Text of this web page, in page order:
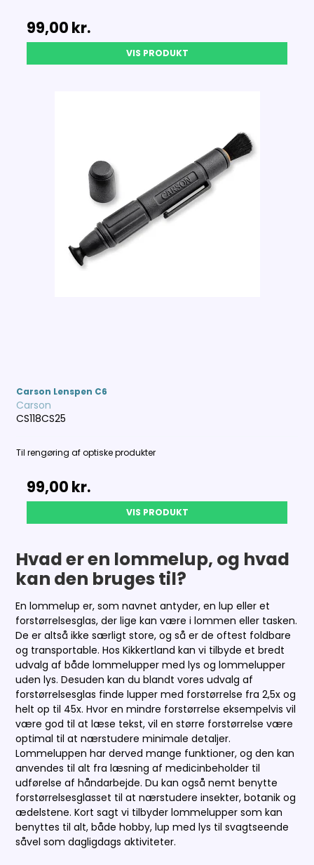
99,00 kr.
VIS PRODUKT
Carson Lenspen C6
Carson
CS118CS25
Til rengøring af optiske produkter
99,00 kr.
VIS PRODUKT
Hvad er en lommelup, og hvad
kan den bruges til?
En lommelup er, som navnet antyder, en lup eller et
forstørrelsesglas, der lige kan være i lommen eller tasken.
De er altså ikke særligt store, og så er de oftest foldbare
og transportable. Hos Kikkertland kan vi tilbyde et bredt
udvalg af både lommelupper med lys og lommelupper
uden lys. Desuden kan du blandt vores udvalg af
forstørrelsesglas finde lupper med forstørrelse fra 2,5x og
helt op til 45x. Hvor en mindre forstørrelse eksempelvis vil
være god til at læse tekst, vil en større forstørrelse være
optimal til at nærstudere minimale detaljer.
Lommeluppen har derved mange funktioner, og den kan
anvendes til alt fra læsning af medicinbeholder til
udførelse af håndarbejde. Du kan også nemt benytte
forstørrelsesglasset til at nærstudere insekter, botanik og
ædelstene. Kort sagt vi tilbyder lommelupper som kan
benyttes til alt, både hobby, lup med lys til svagtseende
såvel som dagligdags aktiviteter.